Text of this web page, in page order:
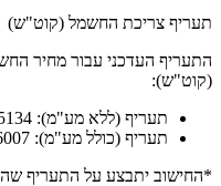
תעריף צריכת החשמל (קוט"ש)
התעריף העדכני עבור מחיר
(קוט"ש):
תעריף (ללא מע"מ): 0.5134 ₪
תעריף (כולל מע"מ): 0.6007 ₪
*החישוב יתבצע על התעריף